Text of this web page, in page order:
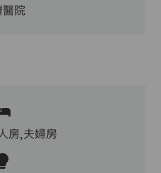
院
房,夫婦房